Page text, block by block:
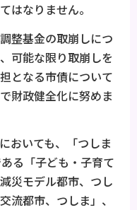
はなりません。
整基金の取崩しにつ
可能な限り取崩しを
となる市債について
財政健全化に努めま
おいても、「つしま
る「子ども・子育て
災モデル都市、つし
流都市、つしま」、